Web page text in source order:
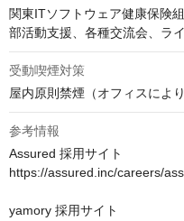
関東ITソフトウェア健康保険
部活動支援、各種交流会、ラ
受動喫煙対策
屋内原則禁煙（オフィスによ
参考情報
Assured 採用サイト
https://assured.inc/careers/
yamory 採用サイト